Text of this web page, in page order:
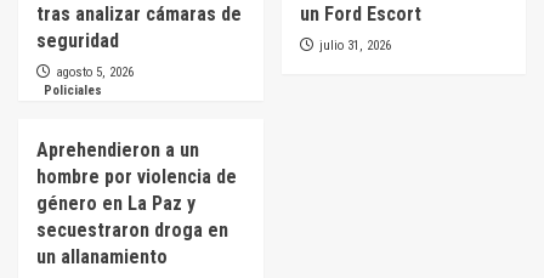
tras analizar cámaras de
seguridad
agosto 5, 2026
un Ford Escort
julio 31, 2026
Policiales
Aprehendieron a un
hombre por violencia de
género en La Paz y
secuestraron droga en
un allanamiento